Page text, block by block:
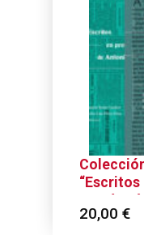
“Escritos
García
20,00 €